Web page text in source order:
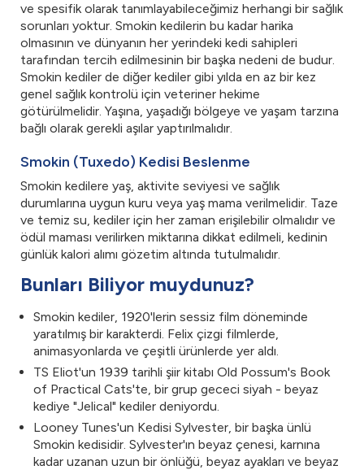
ve spesifik olarak tanımlayabileceğimiz herhangi bir sağlık
sorunları yoktur. Smokin kedilerin bu kadar harika
olmasının ve dünyanın her yerindeki kedi sahipleri
tarafından tercih edilmesinin bir başka nedeni de budur.
Smokin kediler de diğer kediler gibi yılda en az bir kez
genel sağlık kontrolü için veteriner hekime
götürülmelidir. Yaşına, yaşadığı bölgeye ve yaşam tarzına
bağlı olarak gerekli aşılar yaptırılmalıdır.
Smokin (Tuxedo) Kedisi Beslenme
Smokin kedilere yaş, aktivite seviyesi ve sağlık
durumlarına uygun kuru veya yaş mama verilmelidir. Taze
ve temiz su, kediler için her zaman erişilebilir olmalıdır ve
ödül maması verilirken miktarına dikkat edilmeli, kedinin
günlük kalori alımı gözetim altında tutulmalıdır.
Bunları Biliyor muydunuz?
Smokin kediler, 1920'lerin sessiz film döneminde
yaratılmış bir karakterdi. Felix çizgi filmlerde,
animasyonlarda ve çeşitli ürünlerde yer aldı.
TS Eliot'un 1939 tarihli şiir kitabı Old Possum's Book
of Practical Cats'te, bir grup gececi siyah - beyaz
kediye "Jelical" kediler deniyordu.
Looney Tunes'un Kedisi Sylvester, bir başka ünlü
Smokin kedisidir. Sylvester'ın beyaz çenesi, karnına
kadar uzanan uzun bir önlüğü, beyaz ayakları ve beyaz